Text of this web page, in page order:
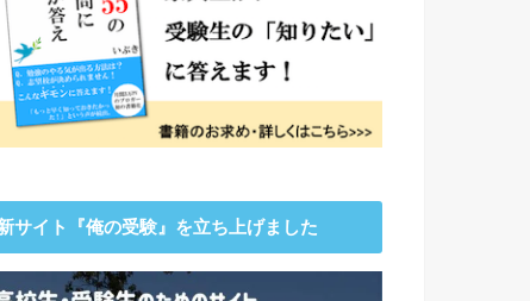
サイト『俺の受験』を立ち上げました